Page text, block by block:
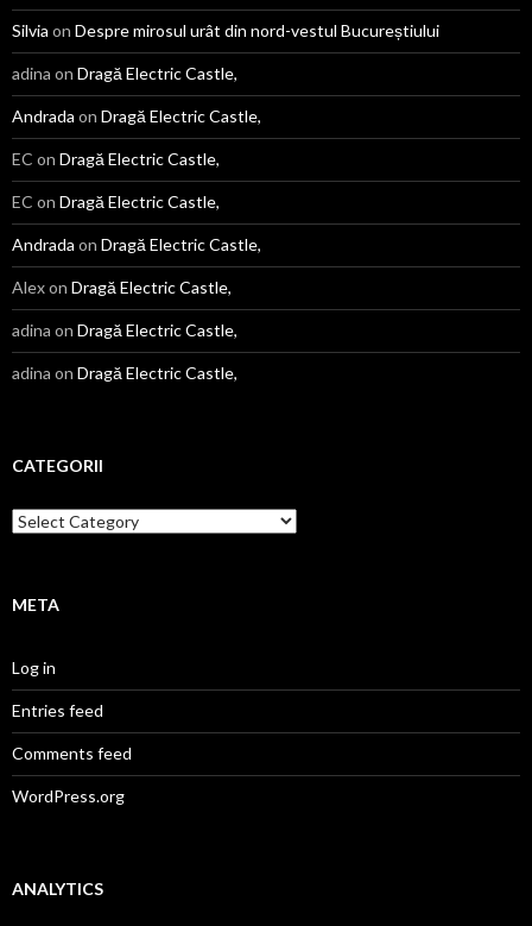
Silvia on Despre mirosul urât din nord-vestul Bucureștiului
adina on Dragă Electric Castle,
Andrada on Dragă Electric Castle,
EC on Dragă Electric Castle,
EC on Dragă Electric Castle,
Andrada on Dragă Electric Castle,
Alexon Dragă Electric Castle,
adina on Dragă Electric Castle,
adina on Dragă Electric Castle,
CATEGORII
Categorii
META
Log in
Entries feed
Comments feed
WordPress.org
ANALYTICS